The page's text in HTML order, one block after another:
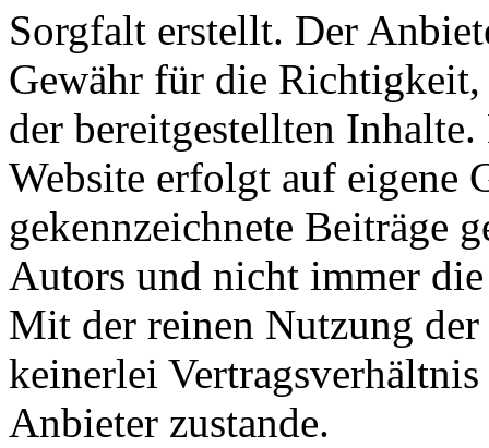
Sorgfalt erstellt. Der
Gewähr für die
der bereitgestellten
Website erfolgt auf eigene
gekennzeichnete Beiträge
Autors und nicht immer
Mit der reinen Nutzung
keinerlei
Anbieter zustande.